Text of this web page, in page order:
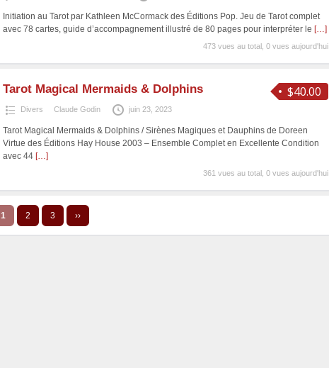
Initiation au Tarot par Kathleen McCormack des Éditions Pop. Jeu de Tarot complet
avec 78 cartes, guide d’accompagnement illustré de 80 pages pour interpréter le […]
473 vues au total, 0 vues aujourd'hui
$40.00
Tarot Magical Mermaids & Dolphins
Divers Claude Godin juin 23, 2023
Tarot Magical Mermaids & Dolphins / Sirènes Magiques et Dauphins de Doreen
Virtue des Éditions Hay House 2003 – Ensemble Complet en Excellente Condition
avec 44 […]
361 vues au total, 0 vues aujourd'hui
1 2 3 ››